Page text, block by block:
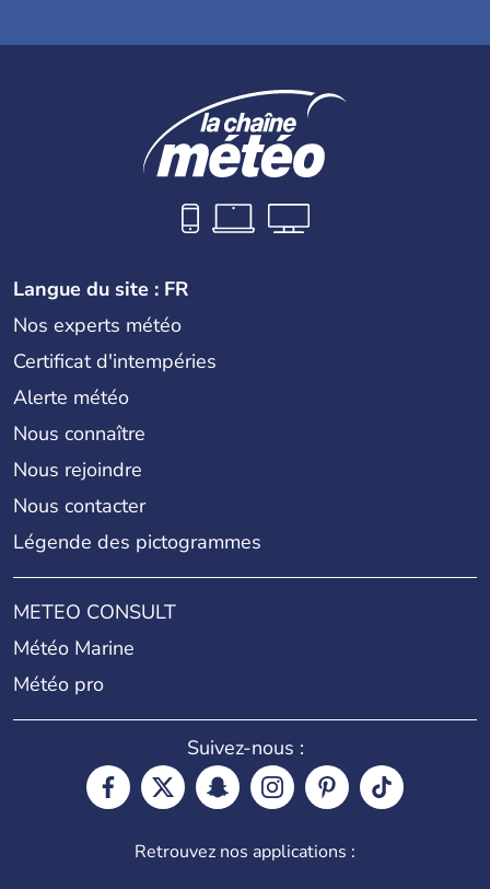
Langue du site : FR
Nos experts météo
Certificat d'intempéries
Alerte météo
Nous connaître
Nous rejoindre
Nous contacter
Légende des pictogrammes
METEO CONSULT
Météo Marine
Météo pro
Suivez-nous :
Retrouvez nos applications :